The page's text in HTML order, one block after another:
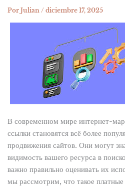
Por Julian / diciembre 17, 2025
В современном мире интернет-
ссылки становятся всё более
продвижения сайтов. Они могут
видимость вашего ресурса в
важно правильно оценивать их
мы рассмотрим, что такое